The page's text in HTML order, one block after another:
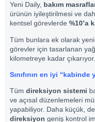
Yeni Daily, bakım
ürünün iyileştirilmesi ve
kentsel görevlerde %10’a
Tüm bunlara ek olarak
görevler için tasarlanan
kilometreye kadar çıkarıyor.
Sınıfının en iyi “kabinde
Tüm direksiyon sistemi
ve açısal düzenlemeleri
yapabiliyor. Daha küçük,
direksiyon geniş kontrol